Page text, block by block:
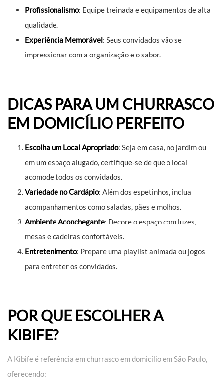
Profissionalismo: Equipe treinada e equipamentos de alta
qualidade.
Experiência Memorável: Seus convidados vão se
impressionar com a organização e o sabor.
DICAS PARA UM CHURRASCO
EM DOMICÍLIO PERFEITO
Escolha um Local Apropriado: Seja em casa, no jardim ou
em um espaço alugado, certifique-se de que o local
acomode todos os convidados.
Variedade no Cardápio: Além dos espetinhos, inclua
acompanhamentos como saladas, pães e molhos.
Ambiente Aconchegante: Decore o espaço com luzes,
mesas e cadeiras confortáveis.
Entretenimento: Prepare uma playlist animada ou jogos
para entreter os convidados.
POR QUE ESCOLHER A
KIBIFE?
A Kibife é referência em churrasco em domicílio em São Paulo,
oferecendo: